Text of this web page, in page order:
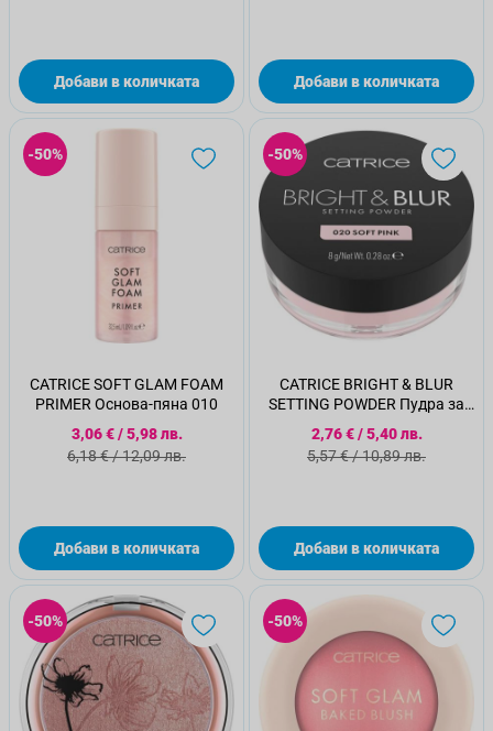
Добави в количката Добави в количката
-50%
CATRICE SOFT GLAM FOAM
PRIMER Основа-пяна 010
Специална цена
3,06 €/5,98 лв.
Стандартна цена
6,18 €/12,09 лв.
Добави в количката
-50%
CATRICE BRIGHT & BLUR
SETTING POWDER Пудра за
лице 020
Специална цена
2,76 €/5,40 лв.
Стандартна цена
5,57 €/10,89 лв.
Добави в количката
-50% -50%